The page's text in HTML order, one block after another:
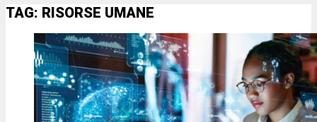
TAG: RISORSE UMANE